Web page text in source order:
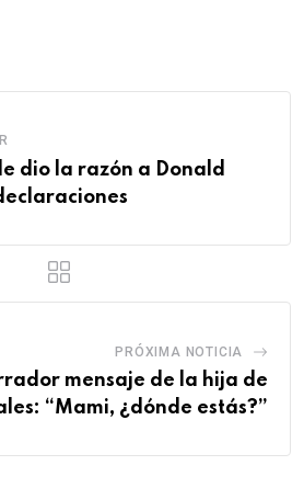
dio la razón a Donald
PRÓXIMA NOTICIA
mensaje de la hija de
“Mami, ¿dónde estás?”